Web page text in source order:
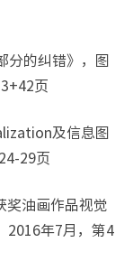
分的纠错》，图
页
及信息图
29页
奖油画作品视觉
2016年7月，第4